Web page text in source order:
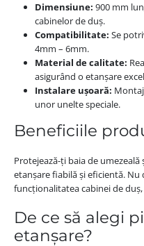
Dimensiune: 900 mm
cabinelor de duș.
Compatibilitate: Se
4mm – 6mm.
Material de calitate:
asigurând o etanșare
Instalare ușoară:
unor unelte speciale.
Beneficiile
Protejează-ți baia de
etanșare fiabilă și eficientă.
funcționalitatea cabinei de
De ce să alegi
etanșare?